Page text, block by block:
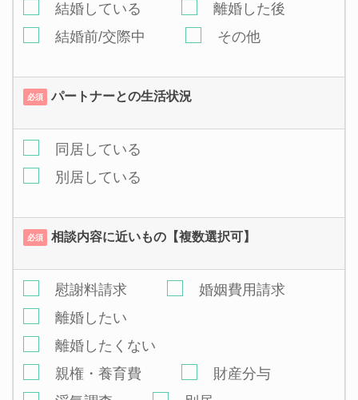
結婚している
離婚した後
結婚前/交際中
その他
必須 パートナーとの生活状況
同居している
別居している
必須 相談内容に近いもの【複数選択可】
慰謝料請求
婚姻費用請求
離婚したい
離婚したくない
親権・養育費
財産分与